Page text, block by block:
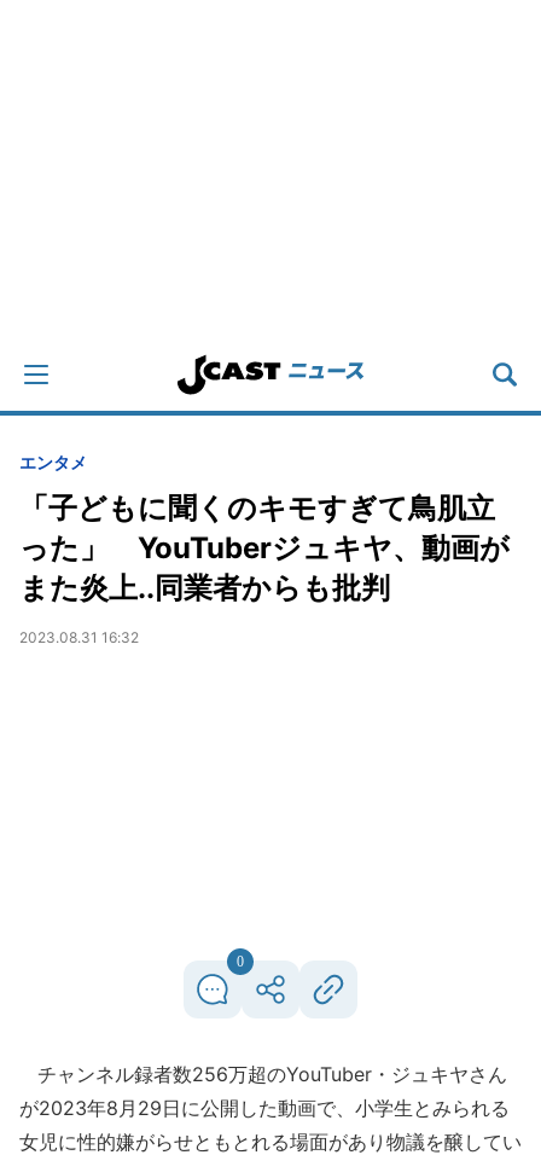
エンタメ
「子どもに聞くのキモすぎて鳥肌立
った」 YouTuberジュキヤ、動画が
また炎上..同業者からも批判
2023.08.31 16:32
0
チャンネル録者数256万超のYouTuber・ジュキヤさん
が2023年8月29日に公開した動画で、小学生とみられる
女児に性的嫌がらせともとれる場面があり物議を醸してい